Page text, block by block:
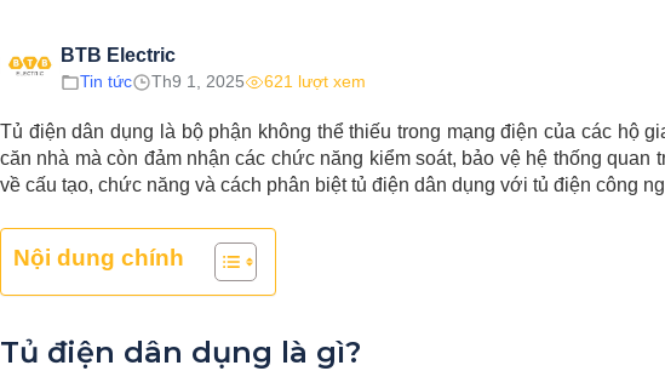
BTB Electric
Tin tức Th9 1, 2025 621 lượt xem
Tủ điện dân dụng là bộ phận không thể thiếu trong mạng điện của các hộ
căn nhà mà còn đảm nhận các chức năng kiểm soát, bảo vệ hệ thống quan
về cấu tạo, chức năng và cách phân biệt tủ điện dân dụng với tủ điện công
Nội dung chính
Tủ điện dân dụng là gì?